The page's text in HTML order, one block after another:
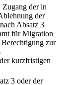
Zugang der in
der
Absatz 3
für Migration
zur
kurzfristigen
3 oder der